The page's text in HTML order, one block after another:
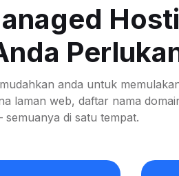
anda untuk
laman web, daftar nama
di satu tempat.